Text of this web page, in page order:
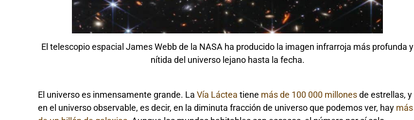
El telescopio espacial James Webb de la NASA ha producido la imagen infrarroja más profunda y
nítida del universo lejano hasta la fecha.
El universo es inmensamente grande. LaVía Láctea tiene más de 100 000 millonesde estrellas, y
en el universo observable, es decir, en la diminuta fracción de universo que podemos ver, hay más